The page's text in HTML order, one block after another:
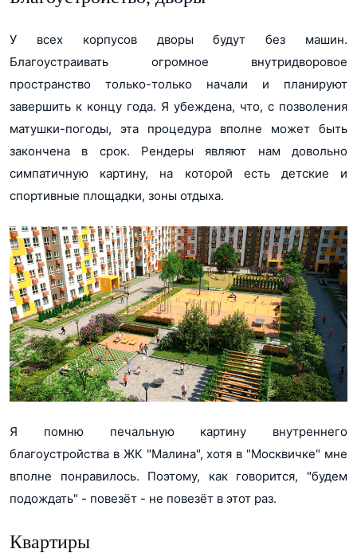
У всех корпусов дворы будут без машин.
Благоустраивать огромное внутридворовое
пространство только-только начали и планируют
завершить к концу года. Я убеждена, что, с позволения
матушки-погоды, эта процедура вполне может быть
закончена в срок. Рендеры являют нам довольно
симпатичную картину, на которой есть детские и
спортивные площадки, зоны отдыха.
Я помню печальную картину внутреннего
благоустройства в ЖК "Малина", хотя в "Москвичке" мне
вполне понравилось. Поэтому, как говорится, "будем
подождать" - повезёт - не повезёт в этот раз.
Квартиры